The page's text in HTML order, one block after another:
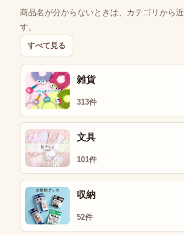
商品名が分からないときは、カテゴリから
す。
すべて見る
雑貨
313件
文具
101件
収納
52件